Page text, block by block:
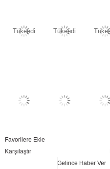
Tükendi Tükendi
Favorilere Ekle
Karşılaştır
Gelince Haber Ver